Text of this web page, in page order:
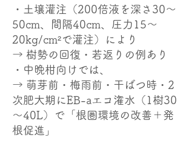
・土壌灌注（200倍液を深さ30～
50cm、間隔40cm、圧力15～
20kg/cm²で灌注）により
→ 樹勢の回復・若返りの例あり
・中晩柑向けでは、
→ 萌芽前・梅雨前・干ばつ時・2
次肥大期にEB-aエコ潅水（1樹30
～40L）で「根圏環境の改善＋発
根促進」